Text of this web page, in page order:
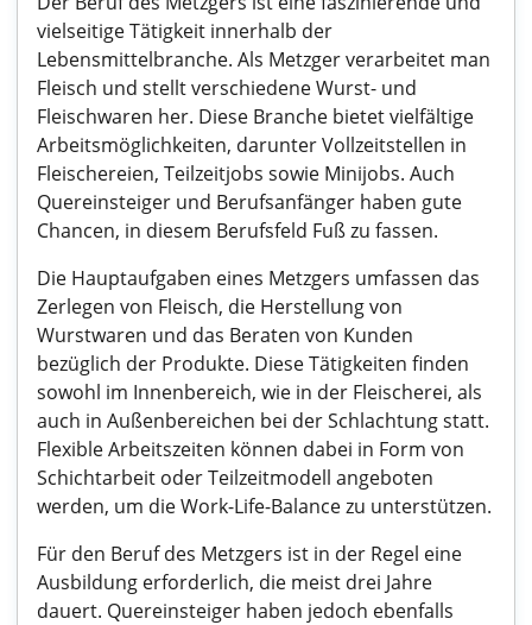
vielseitige Tätigkeit innerhalb der
Lebensmittelbranche. Als Metzger verarbeitet man
Fleisch und stellt verschiedene Wurst- und
Fleischwaren her. Diese Branche bietet vielfältige
Arbeitsmöglichkeiten, darunter Vollzeitstellen in
Fleischereien, Teilzeitjobs sowie Minijobs. Auch
Quereinsteiger und Berufsanfänger haben gute
Chancen, in diesem Berufsfeld Fuß zu fassen.
Die Hauptaufgaben eines Metzgers umfassen das
Zerlegen von Fleisch, die Herstellung von
Wurstwaren und das Beraten von Kunden
bezüglich der Produkte. Diese Tätigkeiten finden
sowohl im Innenbereich, wie in der Fleischerei, als
auch in Außenbereichen bei der Schlachtung statt.
Flexible Arbeitszeiten können dabei in Form von
Schichtarbeit oder Teilzeitmodell angeboten
werden, um die Work-Life-Balance zu unterstützen.
Für den Beruf des Metzgers ist in der Regel eine
Ausbildung erforderlich, die meist drei Jahre
dauert. Quereinsteiger haben jedoch ebenfalls